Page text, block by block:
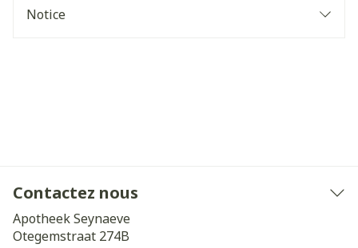
Notice
Contactez nous
Apotheek Seynaeve
Otegemstraat 274B